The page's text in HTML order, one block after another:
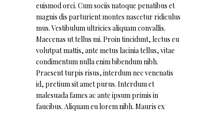
euismod orci. Cum sociis natoque penatibus et
magnis dis parturient montes nascetur ridiculus
mus. Vestibulum ultricies aliquam convallis.
Maecenas ut tellus mi. Proin tincidunt, lectus eu
volutpat mattis, ante metus lacinia tellus, vitae
condimentum nulla enim bibendum nibh.
Praesent turpis risus, interdum nec venenatis
id, pretium sit amet purus. Interdum et
malesuada fames ac ante ipsum primis in
faucibus. Aliquam eu lorem nibh. Mauris ex